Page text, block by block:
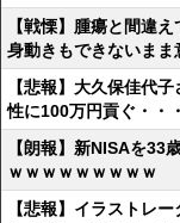
【戦慄】腫瘍と間違
身動きもできないまま
【悲報】大久保佳代
性に100万円貢ぐ・・
【朗報】新NISAを33
ｗｗｗｗｗｗｗｗｗ
【悲報】イラストレ